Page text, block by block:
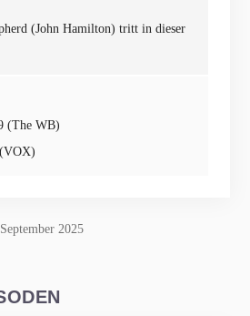
(John Hamilton) tritt in dieser
(The WB)
2025